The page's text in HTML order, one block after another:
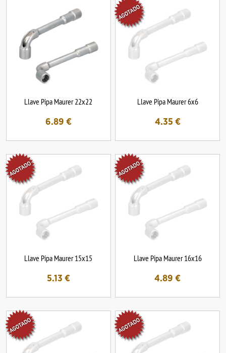
Llave Pipa Maurer 22x22
6.89 €
Llave Pipa Maurer 6x6
4.35 €
Llave Pipa Maurer 15x15
5.13 €
Llave Pipa Maurer 16x16
4.89 €